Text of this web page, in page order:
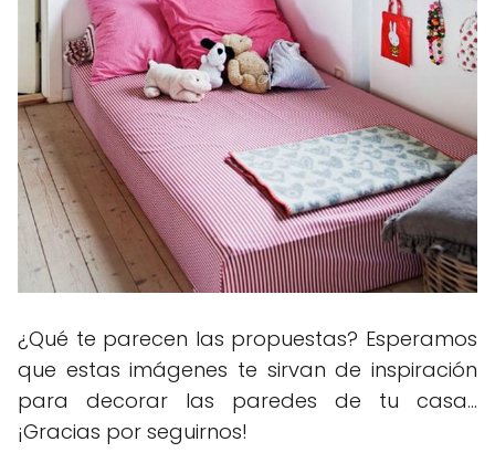
¿Qué te parecen las propuestas? Esperamos
que estas imágenes te sirvan de inspiración
para decorar las paredes de tu casa...
¡Gracias por seguirnos!